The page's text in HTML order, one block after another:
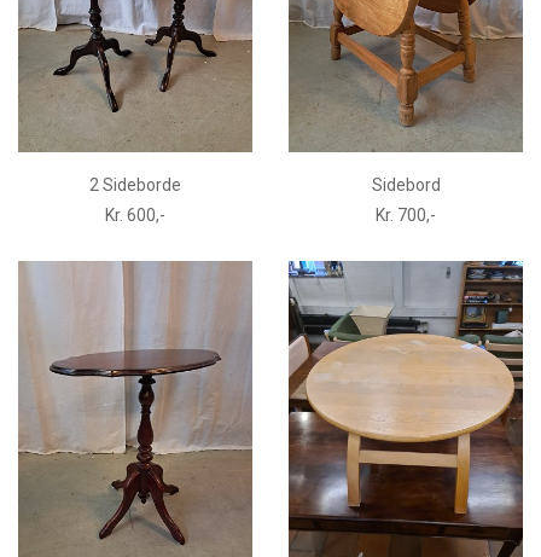
2 Sideborde
Kr. 600,-
Sidebord
Kr. 700,-